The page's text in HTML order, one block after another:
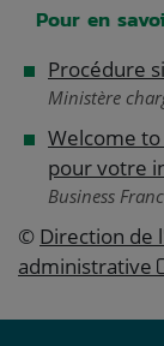
Pour en
Procédure
Ministère
Welcome
pour votre
Business
© Direction de
administrative